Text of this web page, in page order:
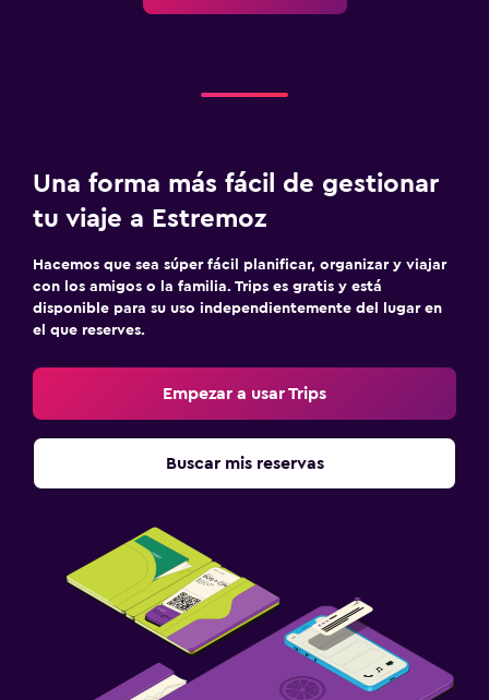
Servicios de lavandería/tintorería
Enchufe cerca de la cama
Perchero
Ideal para familias
Cuna/cama nido disponibles
Comidas para niños
Zona de trabajo
Fax/fotocopiadora
Una forma más fácil de gestionar
tu viaje a Estremoz
Hacemos que sea súper fácil planificar, organizar y viajar
con los amigos o la familia. Trips es gratis y está
disponible para su uso independientemente del lugar en
el que reserves.
Empezar a usar Trips
Buscar mis reservas